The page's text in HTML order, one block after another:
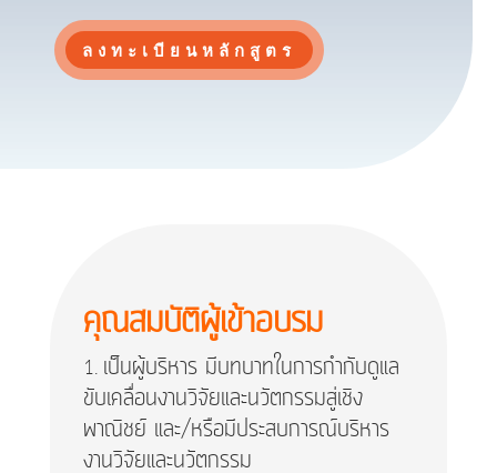
ลงทะเบียนหลักสูตร
คุณสมบัติผู้เข้าอบรม
เป็นผู้บริหาร มีบทบาทในการกำกับดูแล
ขับเคลื่อนงานวิจัยและนวัตกรรมสู่เชิง
พาณิชย์ และ/หรือมีประสบการณ์บริหาร
งานวิจัยและนวัตกรรม